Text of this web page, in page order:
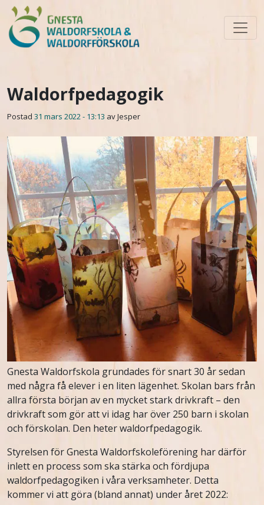
Skip to main content
Waldorfpedagogik
Postad 31 mars 2022 - 13:13 av Jesper
Gnesta Waldorfskola grundades för snart 30 år sedan
med några få elever i en liten lägenhet. Skolan bars från
allra första början av en mycket stark drivkraft – den
drivkraft som gör att vi idag har över 250 barn i skolan
och förskolan. Den heter waldorfpedagogik.
Styrelsen för Gnesta Waldorfskoleförening har därför
inlett en process som ska stärka och fördjupa
waldorfpedagogiken i våra verksamheter. Detta
kommer vi att göra (bland annat) under året 2022: